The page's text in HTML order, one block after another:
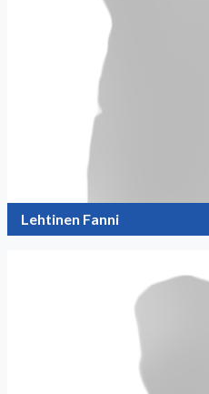
Lehtinen Fanni